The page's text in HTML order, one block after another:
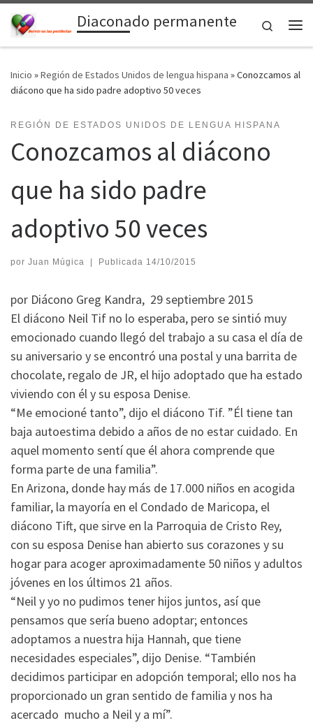
Saltar al contenidoDiaconado permanente
Search
Inicio »Región de Estados Unidos de lengua hispana »Conozcamos al
diácono que ha sido padre adoptivo 50 veces
REGIÓN DE ESTADOS UNIDOS DE LENGUA HISPANA
Conozcamos al diácono
que ha sido padre
adoptivo 50 veces
por Juan Múgica | Publicada 14/10/2015
por Diácono Greg Kandra, 29 septiembre 2015
El diácono Neil Tif no lo esperaba, pero se sintió muy
emocionado cuando llegó del trabajo a su casa el día de
su aniversario y se encontró una postal y una barrita de
chocolate, regalo de JR, el hijo adoptado que ha estado
viviendo con él y su esposa Denise.
“Me emocioné tanto”, dijo el diácono Tif. ”Él tiene tan
baja autoestima debido a años de no estar cuidado. En
aquel momento sentí que él ahora comprende que
forma parte de una familia”.
En Arizona, donde hay más de 17.000 niños en acogida
familiar, la mayoría en el Condado de Maricopa, el
diácono Tift, que sirve en la Parroquia de Cristo Rey,
con su esposa Denise han abierto sus corazones y su
hogar para acoger aproximadamente 50 niños y adultos
jóvenes en los últimos 21 años.
“Neil y yo no pudimos tener hijos juntos, así que
pensamos que sería bueno adoptar; entonces
adoptamos a nuestra hija Hannah, que tiene
necesidades especiales”, dijo Denise. “También
decidimos participar en adopción temporal; ello nos ha
proporcionado un gran sentido de familia y nos ha
acercado mucho a Neil y a mí”.